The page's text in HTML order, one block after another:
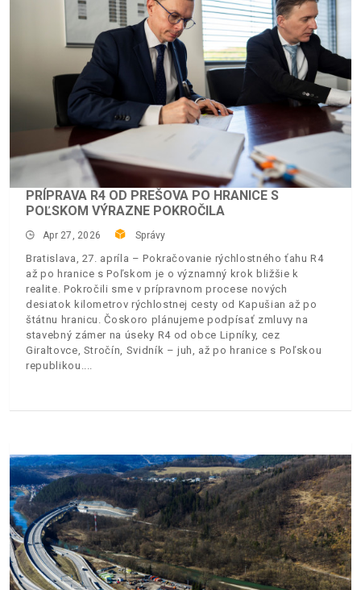
PRÍPRAVA R4 OD PREŠOVA PO HRANICE S
POĽSKOM VÝRAZNE POKROČILA
Apr 27, 2026 Správy
Bratislava, 27. apríla – Pokračovanie rýchlostného ťahu R4
až po hranice s Poľskom je o významný krok bližšie k
realite. Pokročili sme v prípravnom procese nových
desiatok kilometrov rýchlostnej cesty od Kapušian až po
štátnu hranicu. Čoskoro plánujeme podpísať zmluvy na
stavebný zámer na úseky R4 od obce Lipníky, cez
Giraltovce, Stročín, Svidník – juh, až po hranice s Poľskou
republikou.